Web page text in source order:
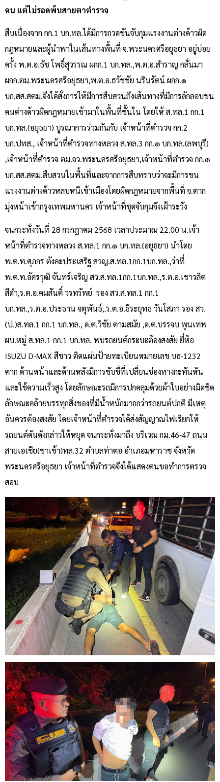
คน แต่ไม่รอดพ้นสายตาตำรวจ
สืบเนื่องจาก กก.1 บก.ทล.ได้มีการกวดขันจับกุมแรงงานต่างด้าวผิด
กฎหมายและผู้นำพาในเส้นทางพื้นที่ จ.พระนครศรีอยุธยา อยู่บ่อย
ครั้ง พ.ต.อ.ธัช โพธิ์สุวรรณ ผกก.1 บก.ทล.,พ.ต.อ.สำราญ กลั่นมา
ผกก.ตม.พระนครศรีอยุธยา,พ.ต.อ.ธวัชชัย นรินรัตน์ ผกก.๑
บก.สส.สตม.จึงได้สั่งการให้มีการสืบสวนถึงเส้นทางที่มีการลักลอบขน
คนต่างด้าวผิดกฎหมายเข้ามาในพื้นที่ชั้นใน โดยให้ ส.ทล.1 กก.1
บก.ทล.(อยุธยา) บูรณาการร่วมกันกับ เจ้าหน้าที่ตำรวจ กก.2
บก.ปทส., เจ้าหน้าที่ตำรวจทางหลวง ส.ทล.3 กก.๑ บก.ทล.(ลพบุรี)
,เจ้าหน้าที่ตำรวจ ตม.จว.พระนครศรีอยุธยา,เจ้าหน้าที่ตำรวจ กก.๑
บก.สส.สตม.สืบสวนในพื้นที่และจากการสืบทราบว่าจะมีการขน
แรงงานต่างด้าวหลบหนีเข้าเมืองโดยผิดกฎหมายจากพื้นที่ จ.ตาก
มุ่งหน้าเข้ากรุงเทพมหานคร เจ้าหน้าที่ชุดจับกุมจึงเฝ้าระวัง
จนกระทั่งวันที่ 28 กรกฎาคม 2568 เวลาประมาณ 22.00 น.เจ้า
หน้าที่ตำรวจทางหลวง ส.ทล.1 กก.๑ บก.ทล.(อยุธยา) นำโดย
พ.ต.ท.ศุภกร ตังคะประเสริฐ สวญ.ส.ทล.1กก.1บก.ทล.,ว่าที่
พ.ต.ท.อัครวุฒิ จันทร์เจริญ สว.ส.ทล.1กก.1บก.ทล.,ร.ต.อ.เชาวลิต
สีดำ,ร.ต.อ.คมสันติ์ วรทรัพย์ รอง สว.ส.ทล.1 กก.1
บก.ทล.,ร.ต.อ.ประธาน จตุพันธ์,.ร.ต.อ.ธีระยุทธ วันโสภา รอง สว.
(ป.)ส.ทล.1 กก.1 บก.ทล., ด.ต.วิชัย ตามสมัย ,ด.ต.บรรจบ พูนเทพ
ผบ.หมู่ ส.ทล.1 กก.1 บก.ทล. พบรถยนต์กระบะต้องสงสัย ยี่ห้อ
ISUZU D-MAX สีขาว ติดแผ่นป้ายทะเบียนหมายเลข บธ-1232
ตาก ด้านหน้าและด้านหลังมีการขับขี่ที่เปลี่ยนช่องทางกะทันหัน
และใช้ความเร็วสูง โดยลักษณะรถมีการปกคลุมด้วยผ้าใบอย่างมิดชิด
ลักษณะคล้ายบรรทุกสิ่งของที่มีน้ำหนักมากกว่ารถยนต์ปกติ มีเหตุ
อันควรต้องสงสัย โดยเจ้าหน้าที่ตำรวจได้ส่งสัญญาณไฟเรียกให้
รถยนต์คันดังกล่าวให้หยุด จนกระทั่งมาถึง บริเวณ กม.46-47 ถนน
สายเอเชีย(ขาเข้า)ทล.32 ตำบลท่าตอ อำเภอมหาราช จังหวัด
พระนครศรีอยุธยา เจ้าหน้าที่ตำรวจจึงได้แสดงตนขอทำการตรวจ
สอบ